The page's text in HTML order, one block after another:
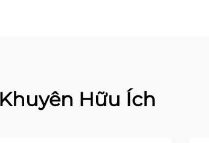
Hữu Ích